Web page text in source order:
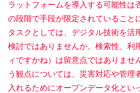
ラットフォームを導入する可能性は
の段階で手段が限定されていること
タスクとしては、デジタル技術を活
検討ではありませんか。検索性、
ィですかね）は留意点ではありませ
う観点については、災害対応や管理
入れるためにオープンデータ化とい